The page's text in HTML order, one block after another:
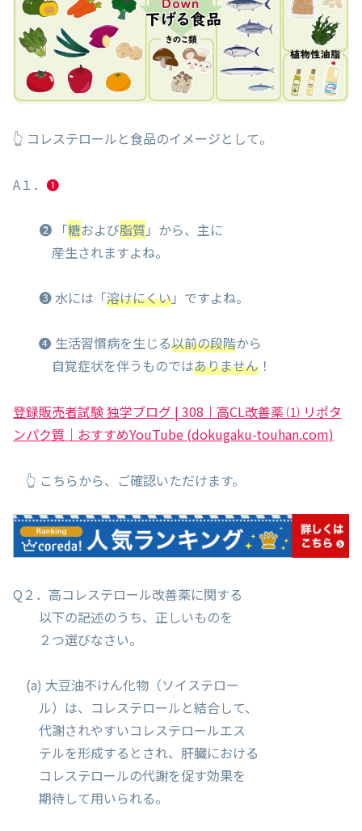
👆 コレステロールと食品のイメージとして。
A１． ❶
❷ 「糖および脂質」から、主に
産生されますよね。
❸ 水には「溶けにくい」ですよね。
❹ 生活習慣病を生じる以前の段階から
自覚症状を伴うものではありません ！
登録販売者試験 独学ブログ | 308｜高CL改善薬 ⑴ リポタ
ンパク質｜おすすめYouTube (dokugaku-touhan.com)
👆 こちらから、ご確認いただけます。
Q２．高コレステロール改善薬に関する
以下の記述のうち、正しいものを
２つ選びなさい。
(a) 大豆油不けん化物（ソイステロー
ル）は、コレステロールと結合して、
代謝されやすいコレステロールエス
テルを形成するとされ、肝臓における
コレステロールの代謝を促す効果を
期待して用いられる。